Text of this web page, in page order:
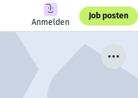
Anmelden
Job posten